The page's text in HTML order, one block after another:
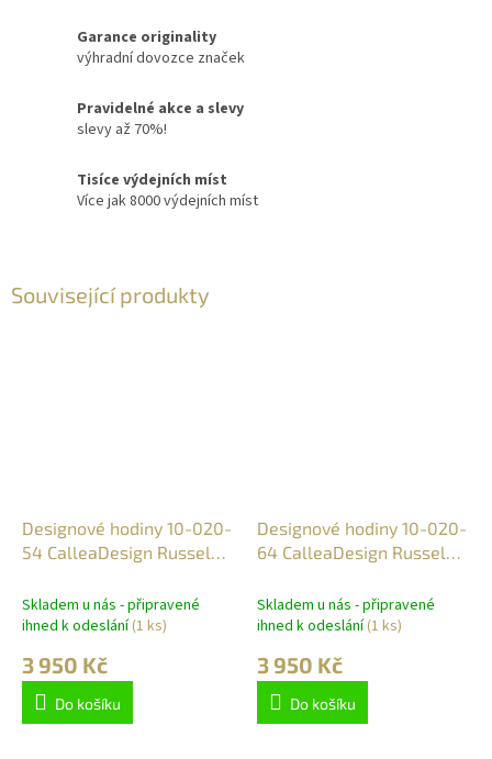
Garance originality
výhradní dovozce značek
Pravidelné akce a slevy
slevy až 70%!
Tisíce výdejních míst
Více jak 8000 výdejních míst
Související produkty
Designové hodiny 10-020-
54 CalleaDesign Russel
Skladem u nás - připravené
ihned k odeslání(1 ks)
3 950 Kč
Do košíku
Designové hodiny 10-020-
64 CalleaDesign Russel
Skladem u nás - připravené
ihned k odeslání(1 ks)
3 950 Kč
Do košíku